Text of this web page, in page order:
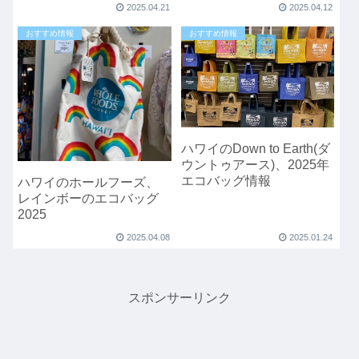
2025.04.21 2025.04.12
おすすめ情報
ハワイのホールフーズ、
レインボーのエコバッグ
2025
2025.04.08
おすすめ情報
ハワイのDown to Earth(ダ
ウントゥアース)、2025年
エコバッグ情報
2025.01.24
スポンサーリンク